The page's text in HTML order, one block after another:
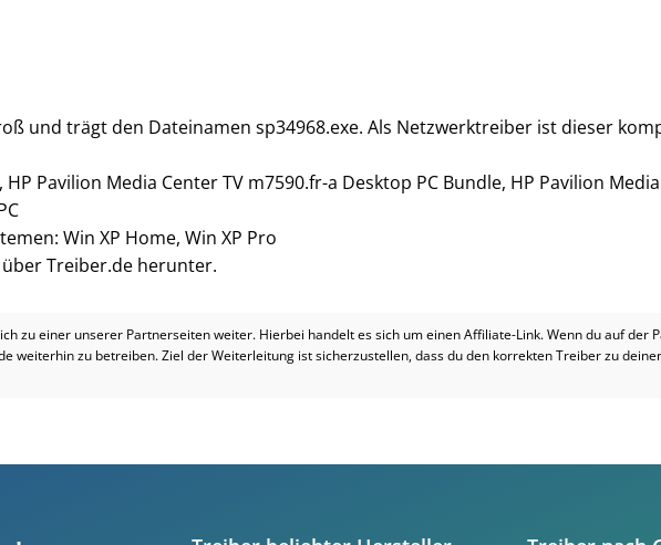
und trägt den Dateinamen sp34968.exe. Als Netzwerktreiber ist dieser
Pavilion Media Center TV m7590.fr-a Desktop PC Bundle, HP Pavilion
Win XP Home, Win XP Pro
Treiber.de herunter.
zu einer unserer Partnerseiten weiter. Hierbei handelt es sich um einen Affiliate-Link. Wenn du auf der
weiterhin zu betreiben. Ziel der Weiterleitung ist sicherzustellen, dass du den korrekten Treiber zu